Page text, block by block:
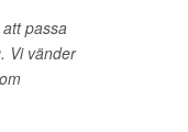
passa
Vi vänder